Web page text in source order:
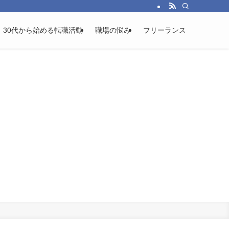
30代から始める転職活動 職場の悩み フリーランス